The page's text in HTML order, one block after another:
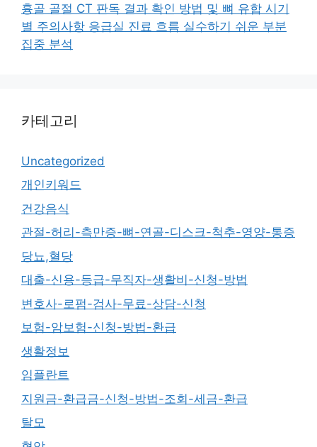
흉골 골절 CT 판독 결과 확인 방법 및 뼈 유합 시기
별 주의사항 응급실 진료 흐름 실수하기 쉬운 부분
집중 분석
카테고리
Uncategorized
개인키워드
건강음식
관절-허리-측만증-뼈-연골-디스크-척추-영양-통증
당뇨,혈당
대출-신용-등급-무직자-생활비-신청-방법
변호사-로펌-검사-무료-상담-신청
보험-암보험-신청-방법-환급
생활정보
임플란트
지원금-환급금-신청-방법-조회-세금-환급
탈모